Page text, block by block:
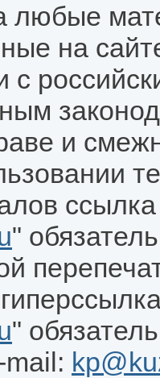
любые
на
с
и
"
"